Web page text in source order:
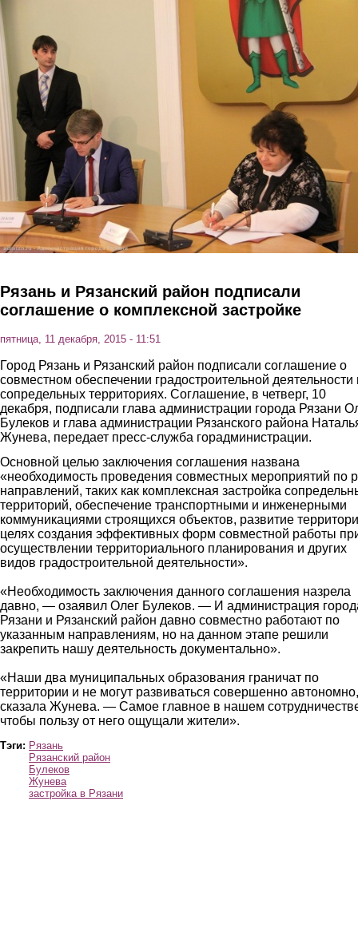
Перейти к основному содержанию
Рязань и Рязанский район подписали
соглашение о комплексной застройке
пятница, 11 декабря, 2015 - 11:51
Город Рязань и Рязанский район подписали соглашение о
совместном обеспечении градостроительной деятельности
сопредельных территориях. Соглашение, в четверг, 10
декабря, подписали глава администрации города Рязани
Булеков и глава администрации Рязанского района
Жунева, передает пресс-служба горадминистрации.
Основной целью заключения соглашения названа
«необходимость проведения совместных мероприятий по
направлений, таких как комплексная застройка
территорий, обеспечение транспортными и инженерными
коммуникациями строящихся объектов, развитие
целях создания эффективных форм совместной работы
осуществлении территориального планирования и других
видов градостроительной деятельности».
«Необходимость заключения данного соглашения назрела
давно, — озаявил Олег Булеков. — И администрация
Рязани и Рязанский район давно совместно работают по
указанным направлениям, но на данном этапе решили
закрепить нашу деятельность документально».
«Наши два муниципальных образования граничат по
территории и не могут развиваться совершенно
сказала Жунева. — Самое главное в нашем
чтобы пользу от него ощущали жители».
Тэги: Рязань
Рязанский район
Булеков
Жунева
застройка в Рязани